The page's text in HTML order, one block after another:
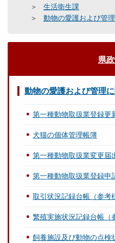
生活衛生課
動物の愛護および管
県
動物の愛護および管理
第一種動物取扱業登録更
犬猫の個体管理帳簿
第一種動物取扱業変更届
第一種動物取扱業登録申
取引状況記録台帳（参考
繁殖実施状況記録台帳（
飼養施設及び動物の点検